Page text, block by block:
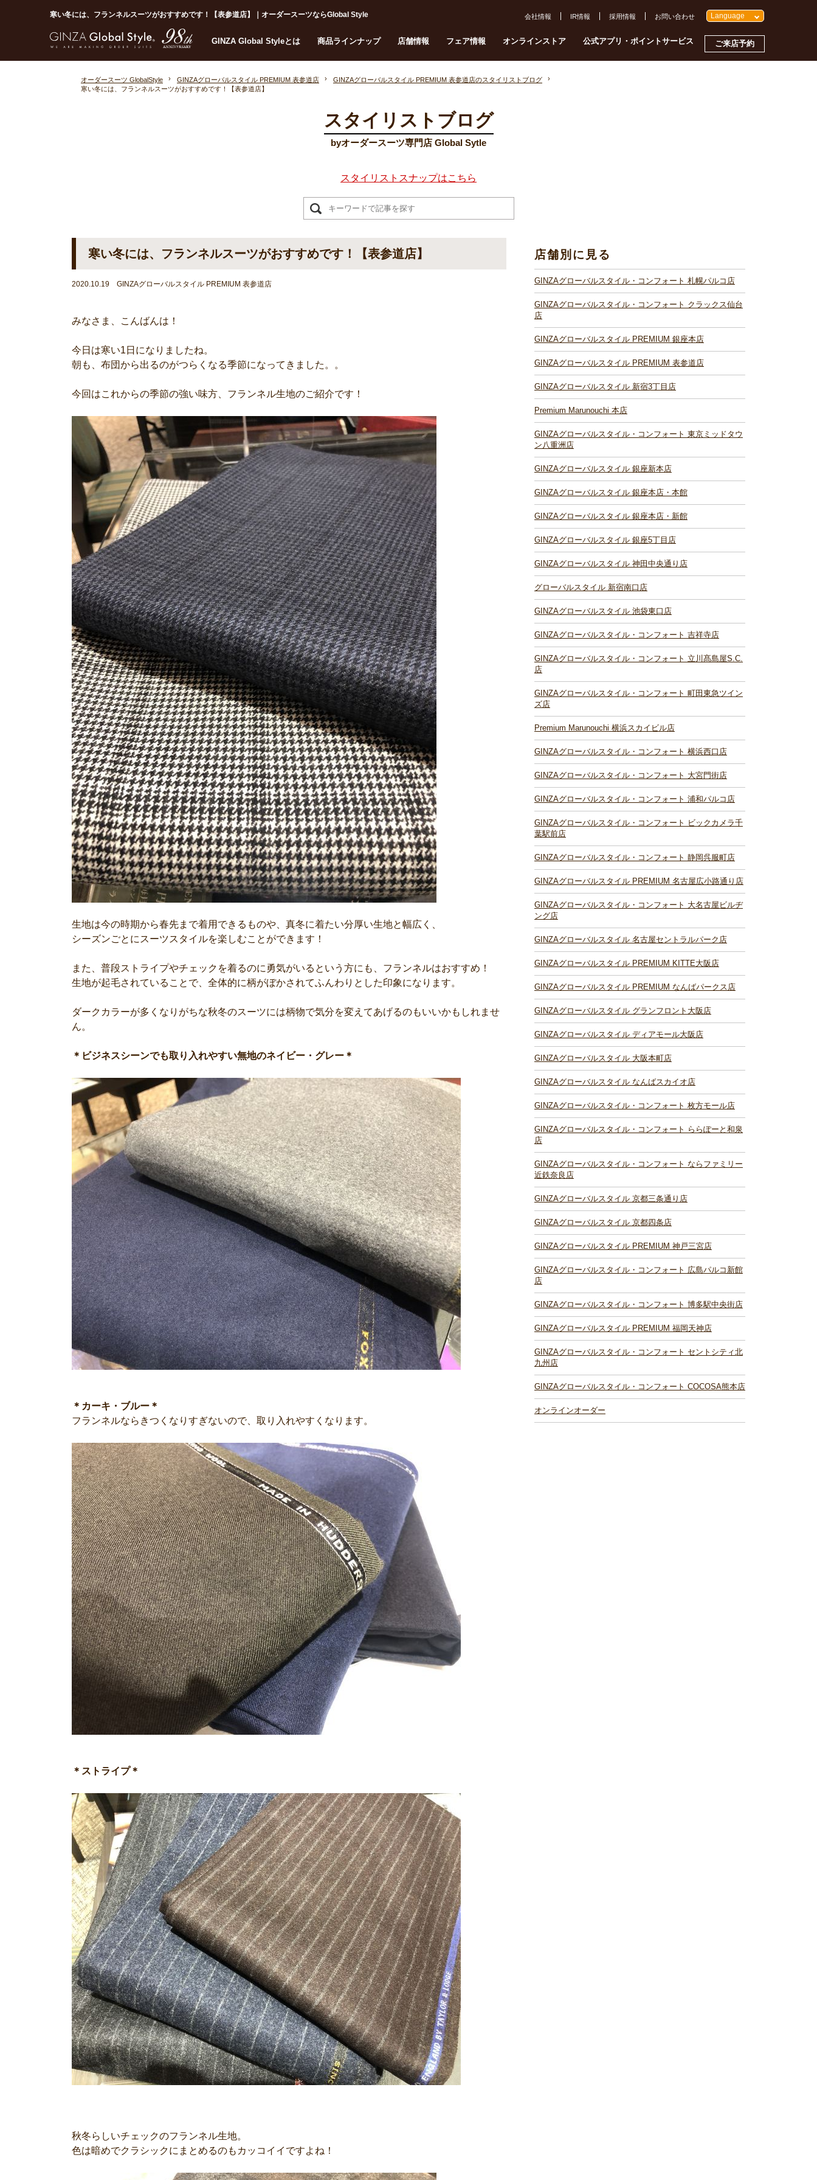
寒い冬には、フランネルスーツがおすすめです！【表参道店】｜オーダースーツならGlobal Style
GINZA Global Styleとは 商品ラインナップ 店舗情報 フェア情報 オンラインストア 公式アプリ・ポイントサービス ご来店予約
会社情報 IR情報 採用情報 お問い合わせ Language
オーダースーツ GlobalStyle GINZAグローバルスタイル PREMIUM 表参道店
GINZAグローバルスタイル PREMIUM 表参道店のスタイリストブログ
寒い冬には、フランネルスーツがおすすめです！【表参道店】
スタイリストブログ
byオーダースーツ専門店 Global Sytle
スタイリストスナップはこちら
寒い冬には、フランネルスーツがおすすめです！【表参道店】
2020.10.19 GINZAグローバルスタイル PREMIUM 表参道店
みなさま、こんばんは！
今日は寒い1日になりましたね。
朝も、布団から出るのがつらくなる季節になってきました。。
今回はこれからの季節の強い味方、フランネル生地のご紹介です！
生地は今の時期から春先まで着用できるものや、真冬に着たい分厚い生地と幅広く、
シーズンごとにスーツスタイルを楽しむことができます！
また、普段ストライプやチェックを着るのに勇気がいるという方にも、フランネルはおすすめ！
生地が起毛されていることで、全体的に柄がぼかされてふんわりとした印象になります。
ダークカラーが多くなりがちな秋冬のスーツには柄物で気分を変えてあげるのもいいかもしれませ
ん。
＊ビジネスシーンでも取り入れやすい無地のネイビー・グレー＊
＊カーキ・ブルー＊
フランネルならきつくなりすぎないので、取り入れやすくなります。
＊ストライプ＊
秋冬らしいチェックのフランネル生地。
色は暗めでクラシックにまとめるのもカッコイイですよね！
店舗別に見る
GINZAグローバルスタイル・コンフォート 札幌パルコ店
GINZAグローバルスタイル・コンフォート クラックス仙台
店
GINZAグローバルスタイル PREMIUM 銀座本店
GINZAグローバルスタイル PREMIUM 表参道店
GINZAグローバルスタイル 新宿3丁目店
Premium Marunouchi 本店
GINZAグローバルスタイル・コンフォート 東京ミッドタウ
ン八重洲店
GINZAグローバルスタイル 銀座新本店
GINZAグローバルスタイル 銀座本店・本館
GINZAグローバルスタイル 銀座本店・新館
GINZAグローバルスタイル 銀座5丁目店
GINZAグローバルスタイル 神田中央通り店
グローバルスタイル 新宿南口店
GINZAグローバルスタイル 池袋東口店
GINZAグローバルスタイル・コンフォート 吉祥寺店
GINZAグローバルスタイル・コンフォート 立川髙島屋S.C.
店
GINZAグローバルスタイル・コンフォート 町田東急ツイン
ズ店
Premium Marunouchi 横浜スカイビル店
GINZAグローバルスタイル・コンフォート 横浜西口店
GINZAグローバルスタイル・コンフォート 大宮門街店
GINZAグローバルスタイル・コンフォート 浦和パルコ店
GINZAグローバルスタイル・コンフォート ビックカメラ千
葉駅前店
GINZAグローバルスタイル・コンフォート 静岡呉服町店
GINZAグローバルスタイル PREMIUM 名古屋広小路通り店
GINZAグローバルスタイル・コンフォート 大名古屋ビルヂ
ング店
GINZAグローバルスタイル 名古屋セントラルパーク店
GINZAグローバルスタイル PREMIUM KITTE大阪店
GINZAグローバルスタイル PREMIUM なんばパークス店
GINZAグローバルスタイル グランフロント大阪店
GINZAグローバルスタイル ディアモール大阪店
GINZAグローバルスタイル 大阪本町店
GINZAグローバルスタイル なんばスカイオ店
GINZAグローバルスタイル・コンフォート 枚方モール店
GINZAグローバルスタイル・コンフォート ららぽーと和泉
店
GINZAグローバルスタイル・コンフォート ならファミリー
近鉄奈良店
GINZAグローバルスタイル 京都三条通り店
GINZAグローバルスタイル 京都四条店
GINZAグローバルスタイル PREMIUM 神戸三宮店
GINZAグローバルスタイル・コンフォート 広島パルコ新館
店
GINZAグローバルスタイル・コンフォート 博多駅中央街店
GINZAグローバルスタイル PREMIUM 福岡天神店
GINZAグローバルスタイル・コンフォート セントシティ北
九州店
GINZAグローバルスタイル・コンフォート COCOSA熊本店
オンラインオーダー